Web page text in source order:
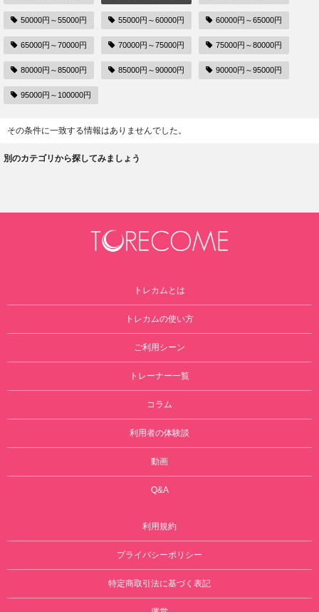
50000円～55000円 55000円～60000円 60000円～65000円
65000円～70000円 70000円～75000円 75000円～80000円
80000円～85000円 85000円～90000円 90000円～95000円
95000円～100000円
その条件に一致する情報はありませんでした。
別のカテゴリから探してみましょう
トレカムとは
トレカムの使い方
ご利用シーン
トレーナー一覧
コラム
利用者の体験談
動画
Q&A
利用規約
プライバシーポリシー
特定商取引法に基づく表記